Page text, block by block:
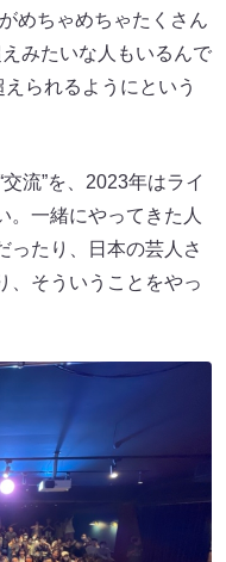
めちゃめちゃたくさん
みたいな人もいるんで
られるようにという
流”を、2023年はライ
。一緒にやってきた人
ったり、日本の芸人さ
、そういうことをやっ